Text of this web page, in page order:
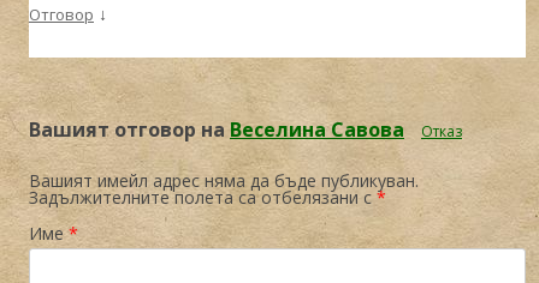
Отговор ↓
Вашият отговор на Веселина Савова Отказ
Вашият имейл адрес няма да бъде публикуван.
Задължителните полета са отбелязани с *
Име*